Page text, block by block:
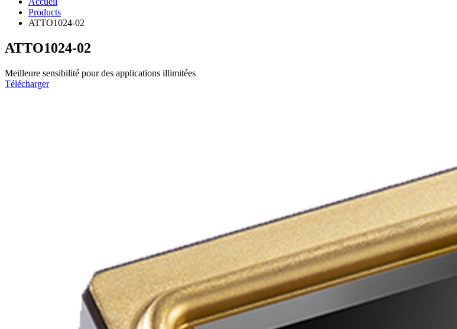
Products
ATTO1024-02
ATTO1024-02
Meilleure sensibilité pour des applications illimitées
Télécharger